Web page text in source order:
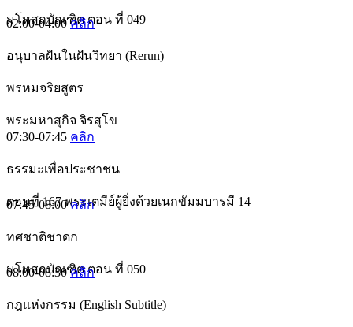
มโหสถบัณฑิต ตอน ที่ 049
02:00-04:00คลิก
อนุบาลฝันในฝันวิทยา (Rerun)
พรหมจริยสูตร​
พระมหาสุกิจ จิรสุโข
07:30-07:45 คลิก
ธรรมะเพื่อประชาชน
ตอนที่ 167 พระเตมีย์ผู้ยิ่งด้วยเนกขัมมบารมี 14
07:45-08:00คลิก
ทศชาติชาดก
มโหสถบัณฑิต ตอน ที่ 050
08:00-08:30คลิก
กฎแห่งกรรม (English Subtitle)